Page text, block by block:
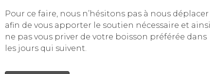
Pour ce faire, nous n’hésitons pas à nous déplacer
afin de vous apporter le soutien nécessaire et ainsi
ne pas vous priver de votre boisson préférée dans
les jours qui suivent.